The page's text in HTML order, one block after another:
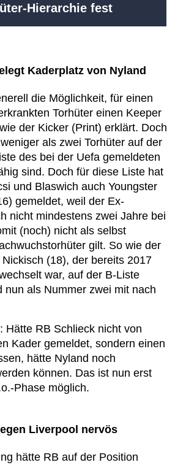
Hierarchie fest
Kaderplatz von Nyland
die Möglichkeit, für einen
Torhüter einen Keeper
der Kicker (Print) erklärt. Doch
als zwei Torhüter auf der
des bei der Uefa gemeldeten
sind. Doch für diese Liste hat
und Blaswich auch Youngster
gemeldet, weil der Ex-
nicht mindestens zwei Jahre bei
(noch) nicht als selbst
gilt. So wie der
(18), der bereits 2017
war, auf der B-Liste
nun als Nummer zwei mit nach
Hätte RB Schlieck nicht von
Kader gemeldet, sondern einen
hätte Nyland noch
können. Das ist nun erst
Phase möglich.
Liverpool nervös
hätte RB auf der Position